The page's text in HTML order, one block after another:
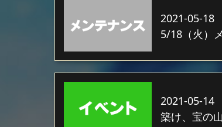
2021-05-18
5/18（火）
2021-05-14
築け、宝の